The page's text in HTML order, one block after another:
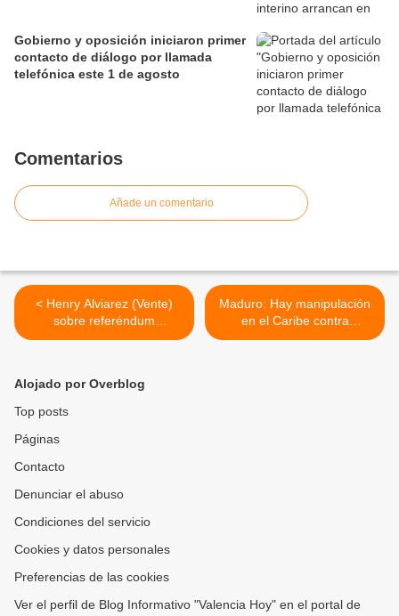
Gobierno y oposición iniciaron primer
contacto de diálogo por llamada
telefónica este 1 de agosto
Comentarios
Añade un comentario
< Henry Alviarez (Vente)
sobre referéndum
consultivo: El régimen sabe
Maduro: Hay manipulación
en el Caribe contra
Venezuela que financia
Alojado por Overblog
Top posts
Páginas
Contacto
Denunciar el abuso
Condiciones del servicio
Cookies y datos personales
Preferencias de las cookies
Ver el perfil de Blog Informativo "Valencia Hoy" en el portal de